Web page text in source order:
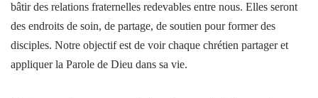
bâtir des relations fraternelles redevables entre nous. Elles seront
des endroits de soin, de partage, de soutien pour former des
disciples. Notre objectif est de voir chaque chrétien partager et
appliquer la Parole de Dieu dans sa vie.